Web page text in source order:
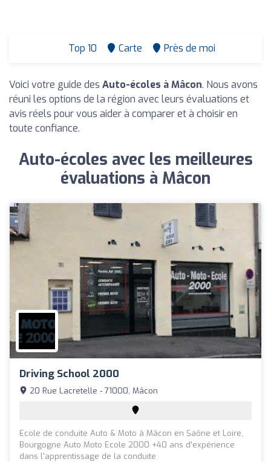
Top 10 Carte Près de moi
Voici votre guide des Auto-écoles à Mâcon. Nous avons
réuni les options de la région avec leurs évaluations et
avis réels pour vous aider à comparer et à choisir en
toute confiance.
Auto-écoles avec les meilleures
évaluations à Mâcon
Driving School 2000
20 Rue Lacretelle - 71000, Mâcon
Ecole de conduite Auto & Moto à Mâcon en Saône et Loire,
Bourgogne Auto Moto Ecole 2000 +40 ans d’expérience
dans l'apprentissage de la conduite